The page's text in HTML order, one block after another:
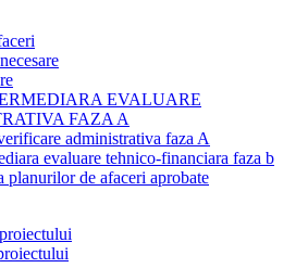
EVALUARE
FAZA A
administrativa faza A
evaluare tehnico-financiara faza b
planurilor de afaceri aprobate